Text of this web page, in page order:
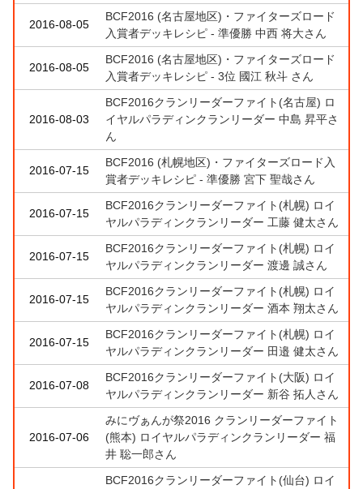
2016-08-05
BCF2016 (名古屋地区)・ファイターズロード
入賞者デッキレシピ - 準優勝 中西 将大さん
2016-08-05
BCF2016 (名古屋地区)・ファイターズロード
入賞者デッキレシピ - 3位 國江 秋斗 さん
2016-08-03
BCF2016クランリーダーファイト(名古屋) ロ
イヤルパラディンクランリーダー 中島 昇平さ
ん
2016-07-15
BCF2016 (札幌地区)・ファイターズロード入
賞者デッキレシピ - 準優勝 宮下 聖哉さん
2016-07-15
BCF2016クランリーダーファイト(札幌) ロイ
ヤルパラディンクランリーダー 工藤 健太さん
2016-07-15
BCF2016クランリーダーファイト(札幌) ロイ
ヤルパラディンクランリーダー 渡邊 誠さん
2016-07-15
BCF2016クランリーダーファイト(札幌) ロイ
ヤルパラディンクランリーダー 酒本 翔太さん
2016-07-15
BCF2016クランリーダーファイト(札幌) ロイ
ヤルパラディンクランリーダー 田邉 健太さん
2016-07-08
BCF2016クランリーダーファイト(大阪) ロイ
ヤルパラディンクランリーダー 新谷 拓人さん
2016-07-06
みにヴぁんが祭2016 クランリーダーファイト
(熊本) ロイヤルパラディンクランリーダー 福
井 聡一郎さん
BCF2016クランリーダーファイト(仙台) ロイ